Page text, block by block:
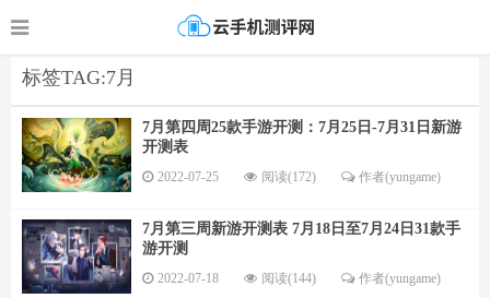
标签TAG:7月
7月第四周25款手游开测：7月25日-7月31日新游
开测表
2022-07-25 阅读(172) 作者(yungame)
7月第三周新游开测表 7月18日至7月24日31款手
游开测
2022-07-18 阅读(144) 作者(yungame)